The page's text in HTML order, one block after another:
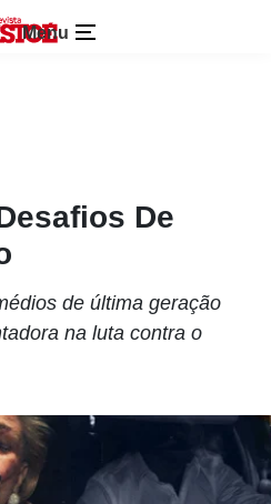
Menu
De
de última geração
na luta contra o